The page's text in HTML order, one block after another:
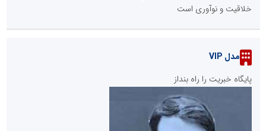
خلاقیت و نوآوری است
مدل VIP
پایگاه خبریت را راه بنداز